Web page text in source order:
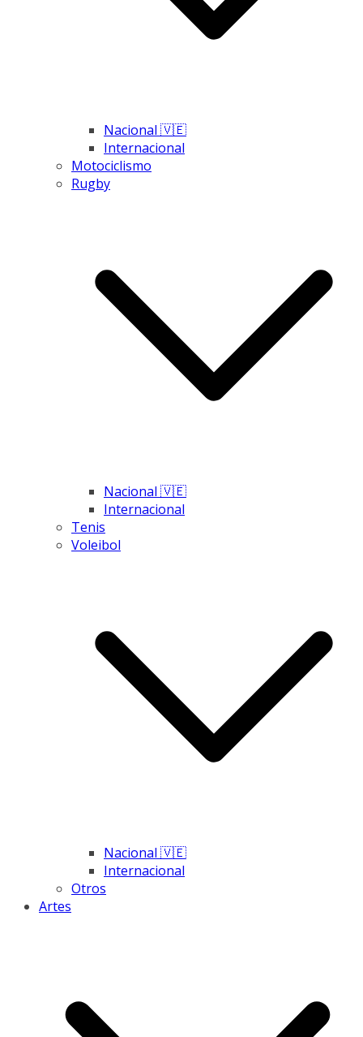
Nacional 🇻🇪
Internacional
Motociclismo
Rugby
Nacional 🇻🇪
Internacional
Tenis
Voleibol
Nacional 🇻🇪
Internacional
Otros
Artes